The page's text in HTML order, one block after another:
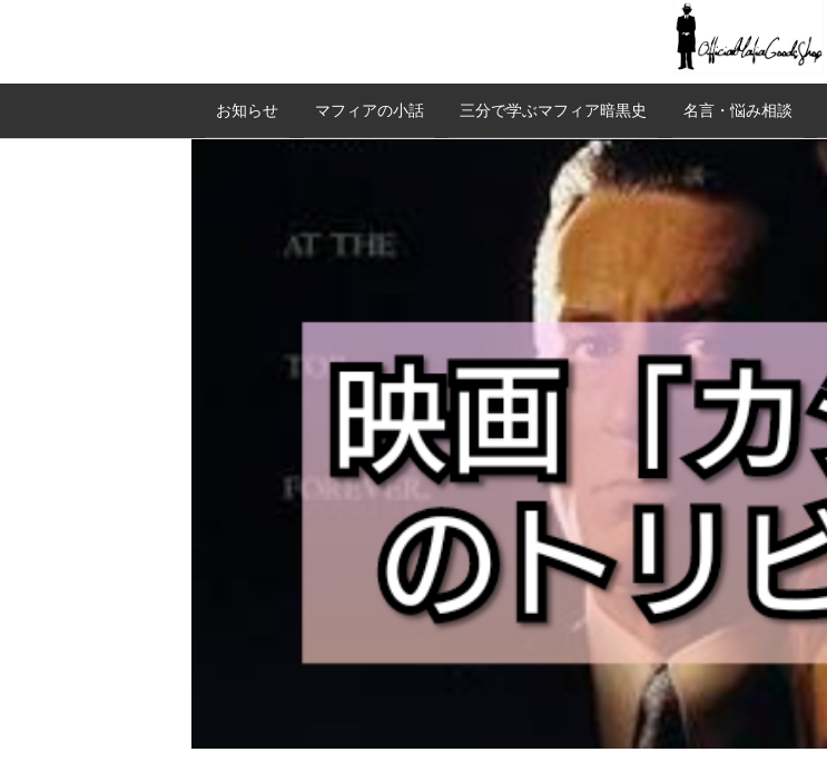
お知らせ マフィアの小話 三分で学ぶマフィア暗黒史 名言・悩み相談